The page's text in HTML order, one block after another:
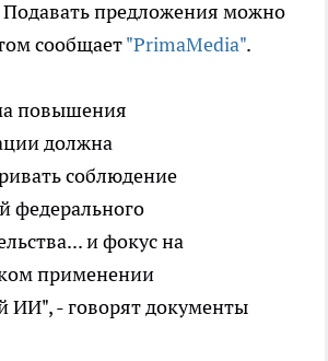
Подавать предложения можно
сообщает"PrimaMedia".
повышения
должна
соблюдение
федерального
и фокус на
применении
ИИ", - говорят документы